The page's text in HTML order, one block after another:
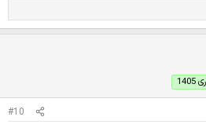
#10